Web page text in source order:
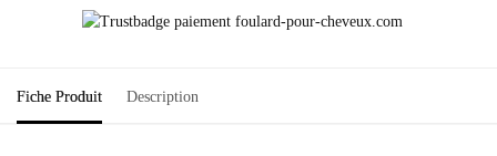
Fiche Produit Description